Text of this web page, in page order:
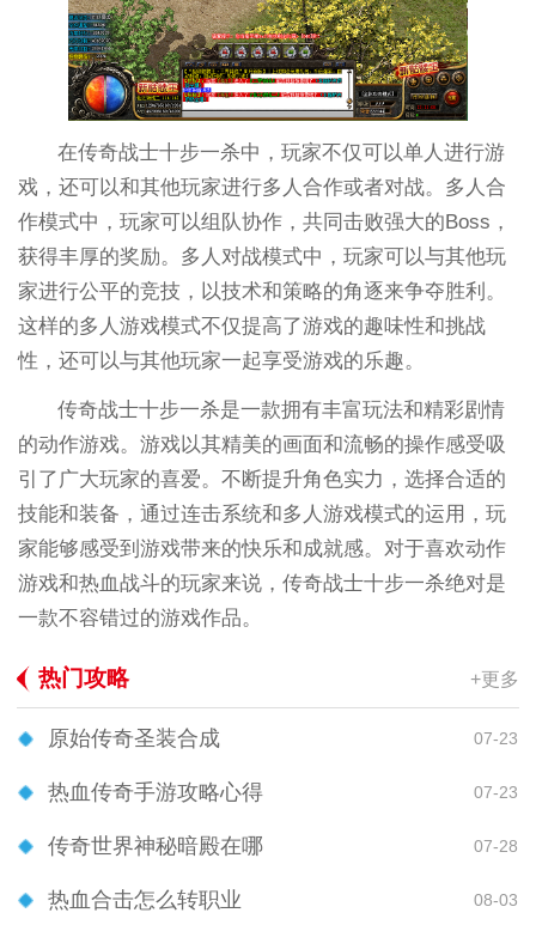
在传奇战士十步一杀中，玩家不仅可以单人进行游
戏，还可以和其他玩家进行多人合作或者对战。多人合
作模式中，玩家可以组队协作，共同击败强大的Boss，
获得丰厚的奖励。多人对战模式中，玩家可以与其他玩
家进行公平的竞技，以技术和策略的角逐来争夺胜利。
这样的多人游戏模式不仅提高了游戏的趣味性和挑战
性，还可以与其他玩家一起享受游戏的乐趣。
传奇战士十步一杀是一款拥有丰富玩法和精彩剧情
的动作游戏。游戏以其精美的画面和流畅的操作感受吸
引了广大玩家的喜爱。不断提升角色实力，选择合适的
技能和装备，通过连击系统和多人游戏模式的运用，玩
家能够感受到游戏带来的快乐和成就感。对于喜欢动作
游戏和热血战斗的玩家来说，传奇战士十步一杀绝对是
一款不容错过的游戏作品。
热门攻略 +更多
原始传奇圣装合成 07-23
热血传奇手游攻略心得 07-23
传奇世界神秘暗殿在哪 07-28
热血合击怎么转职业 08-03